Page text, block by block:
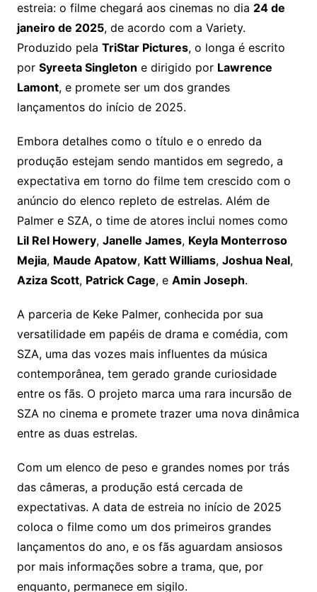
estreia: o filme chegará aos cinemas no dia 24 de
janeiro de 2025, de acordo com a Variety.
Produzido pela TriStar Pictures, o longa é escrito
por Syreeta Singleton e dirigido por Lawrence
Lamont, e promete ser um dos grandes
lançamentos do início de 2025.
Embora detalhes como o título e o enredo da
produção estejam sendo mantidos em segredo, a
expectativa em torno do filme tem crescido com o
anúncio do elenco repleto de estrelas. Além de
Palmer e SZA, o time de atores inclui nomes como
Lil Rel Howery, Janelle James, Keyla Monterroso
Mejia, Maude Apatow, Katt Williams, Joshua Neal,
Aziza Scott, Patrick Cage, e Amin Joseph.
A parceria de Keke Palmer, conhecida por sua
versatilidade em papéis de drama e comédia, com
SZA, uma das vozes mais influentes da música
contemporânea, tem gerado grande curiosidade
entre os fãs. O projeto marca uma rara incursão de
SZA no cinema e promete trazer uma nova dinâmica
entre as duas estrelas.
Com um elenco de peso e grandes nomes por trás
das câmeras, a produção está cercada de
expectativas. A data de estreia no início de 2025
coloca o filme como um dos primeiros grandes
lançamentos do ano, e os fãs aguardam ansiosos
por mais informações sobre a trama, que, por
enquanto, permanece em sigilo.